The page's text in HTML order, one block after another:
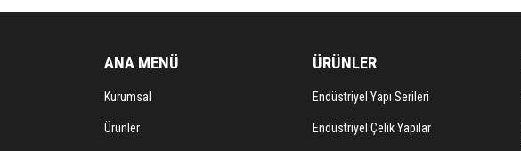
ANA MENÜ
Kurumsal
Ürünler
ÜRÜNLER
Endüstriyel Yapı Serileri
Endüstriyel Çelik Yapılar